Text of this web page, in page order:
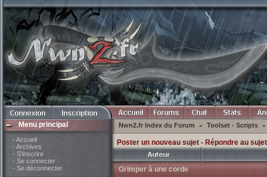
Menu principal
- Accueil
- Archives
- S'inscrire
- Se connecter
- Se déconnecter
Nwn2.fr Index du Forum » Toolset - Scripts »
Poster un nouveau sujet- Répondre au sujet
Grimper à une corde